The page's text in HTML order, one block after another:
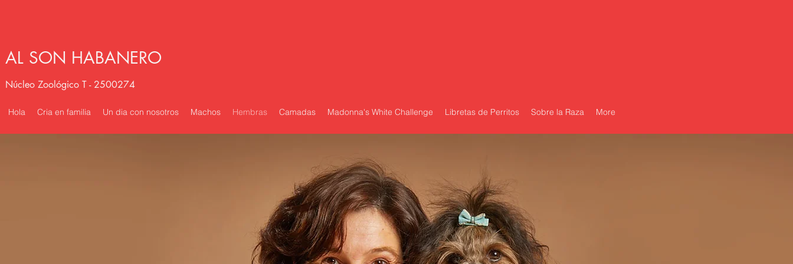
AL SON HABANERO
Núcleo Zoológico T - 2500274
Hola Cria en familia Un dia con nosotros Machos Hembras Camadas Madonna's White Challenge Libretas de Perritos Sobre la Raza More